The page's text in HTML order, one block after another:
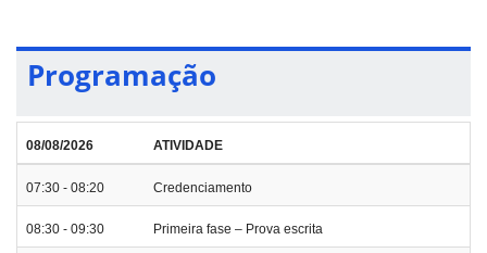
despertar o interesse pela matemática de forma desafiadora,
criativa e lúdica, promovendo o desenvolvimento do raciocínio
lógico, da resolução de problemas e do pensamento crítico.
que envolvem operações, lógica, interpretação e estratégias de
resolução, sendo incentivados a investigar, pensar e
compartilhar ideias em um processo de aprendizagem ativa e
colaborativa.
Além de ampliar conhecimentos, o evento fortalece a
Programação
08/08/2026 ATIVIDADE
07:30 - 08:20 Credenciamento
08:30 - 09:30 Primeira fase – Prova escrita